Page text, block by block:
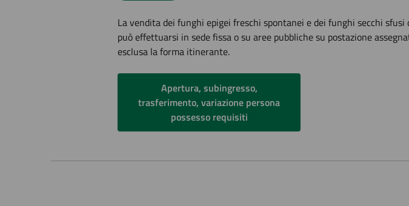
La vendita dei funghi epigei freschi spontanei e dei funghi secchi sfusi
può effettuarsi in sede fissa o su aree pubbliche su postazione
esclusa la forma itinerante.
Apertura, subingresso,
trasferimento, variazione persona
possesso requisiti